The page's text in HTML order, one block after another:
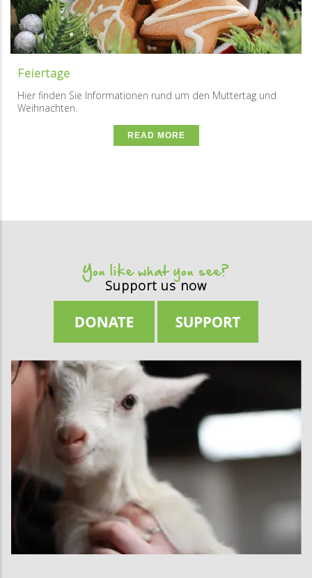
Feiertage
Hier finden Sie Informationen rund um den Muttertag und
Weihnachten.
READ MORE
You like what you see?
Support us now